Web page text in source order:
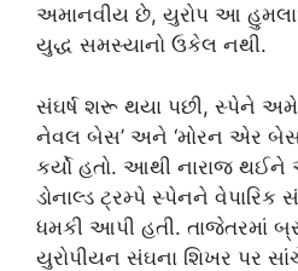
અમાનવીય છે, યુરોપ આ
યુદ્ધ સમસ્યાનો ઉકેલ નથી.
સંઘર્ષ શરૂ થયા પછી, સ્પેને
નેવલ બેસ’ અને ‘મોરન એર
કર્યો હતો. આથી નારાજ થઈને
ડોનાલ્ડ ટ્રમ્પે સ્પેનને વેપારિક
ધમકી આપી હતી. તાજેતરમાં
યુરોપીયન સંઘના શિખર પર